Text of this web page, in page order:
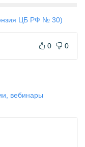
ЦБ РФ № 30)
0 0
вебинары